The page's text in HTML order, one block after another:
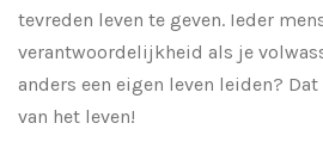
tevreden leven te geven. Ieder
verantwoordelijkheid als je
anders een eigen leven leiden?
van het leven!